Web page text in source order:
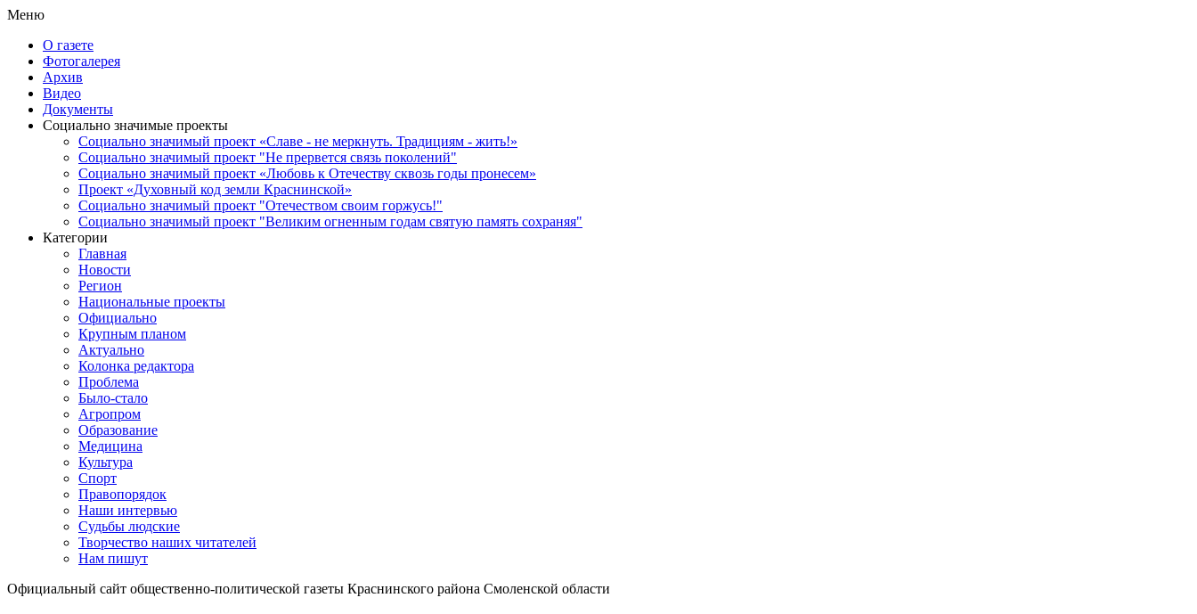
Меню
О газете
Фотогалерея
Архив
Видео
Документы
Социально значимые проекты
Социально значимый проект «Славе - не меркнуть. Традициям - жить!»
Социально значимый проект "Не прервется связь поколений"
Социально значимый проект «Любовь к Отечеству сквозь годы пронесем»
Проект «Духовный код земли Краснинской»
Социально значимый проект "Отечеством своим горжусь!"
Социально значимый проект "Великим огненным годам святую память сохраняя"
Категории
Главная
Новости
Регион
Национальные проекты
Официально
Крупным планом
Актуально
Колонка редактора
Проблема
Было-стало
Агропром
Образование
Медицина
Культура
Спорт
Правопорядок
Наши интервью
Судьбы людские
Творчество наших читателей
Нам пишут
Официальный сайт общественно-политической газеты Краснинского района Смоленской области